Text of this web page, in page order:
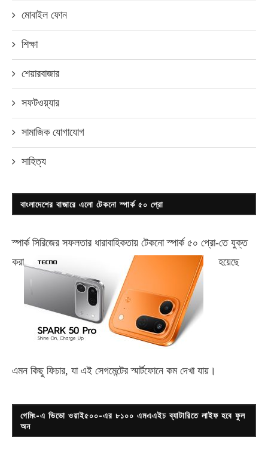
মোবাইল ফোন
শিক্ষা
শেয়ারবাজার
সফটওয়্যার
সামাজিক যোগাযোগ
সাহিত্য
বাংলাদেশের বাজারে এলো টেকনো স্পার্ক ৫০ প্রো
স্পার্ক সিরিজের সফলতার ধারাবাহিকতায় টেকনোস্পার্ক ৫০ প্রো-তে যুক্ত
করা
হয়েছে
এমন কিছু ফিচার, যা এই সেগমেন্টের স্মার্টফোনে কম দেখা যায়।
গেমিং-এ ভিভো ওয়াই৫০০-এর ৮১০০ এমএএইচ ব্যাটারিতে লাইফ হবে ফুল
অন